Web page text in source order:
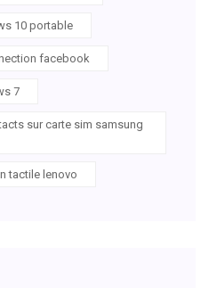
10 portable
facebook
7
sur carte sim samsung
tactile lenovo